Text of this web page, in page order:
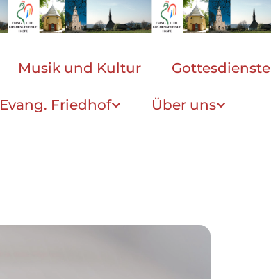
Musik und Kultur Gottesdienste
Evang. Friedhof Über uns